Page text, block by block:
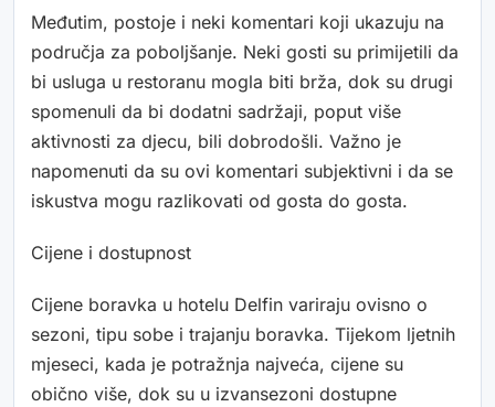
Međutim, postoje i neki komentari koji ukazuju na
područja za poboljšanje. Neki gosti su primijetili da
bi usluga u restoranu mogla biti brža, dok su drugi
spomenuli da bi dodatni sadržaji, poput više
aktivnosti za djecu, bili dobrodošli. Važno je
napomenuti da su ovi komentari subjektivni i da se
iskustva mogu razlikovati od gosta do gosta.
Cijene i dostupnost
Cijene boravka u hotelu Delfin variraju ovisno o
sezoni, tipu sobe i trajanju boravka. Tijekom ljetnih
mjeseci, kada je potražnja najveća, cijene su
obično više, dok su u izvansezoni dostupne